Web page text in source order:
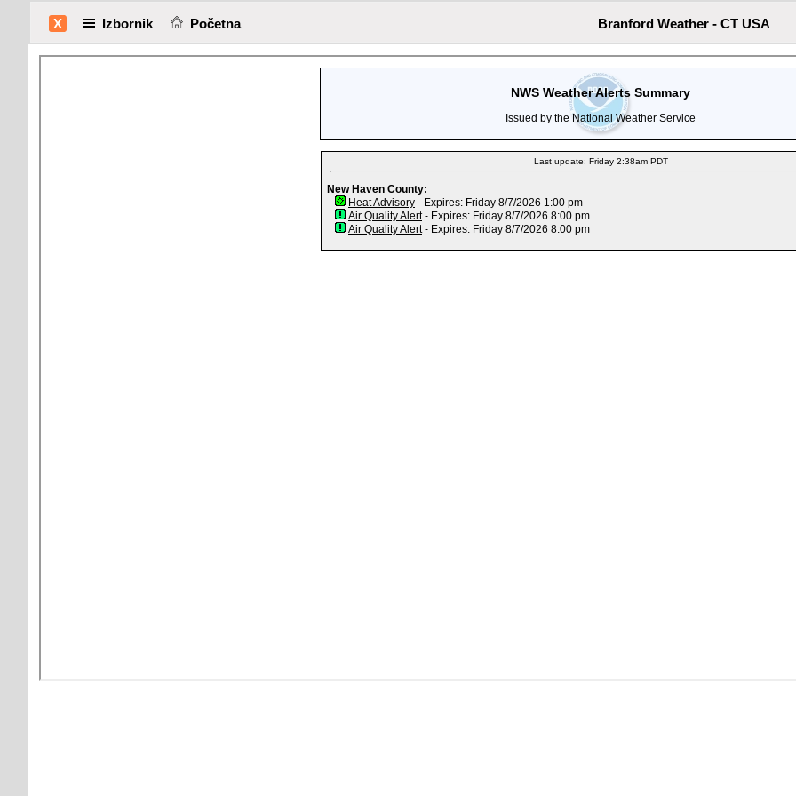
X Izbornik Početna Branford Weather - CT USA